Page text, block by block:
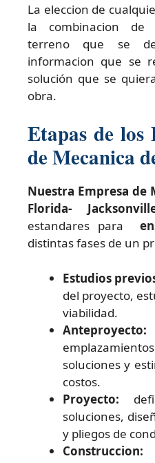
La eleccion de
la combinacion de
terreno que se
informacion que se
solución que se
obra.
Etapas de los
de Mecanica
Nuestra Empresa de
Florida-
estandares para
distintas fases de un
Estudios
del proyecto,
viabilidad.
Anteproyecto:
soluciones y
costos.
Proyecto:
soluciones,
y pliegos de
Construccion: